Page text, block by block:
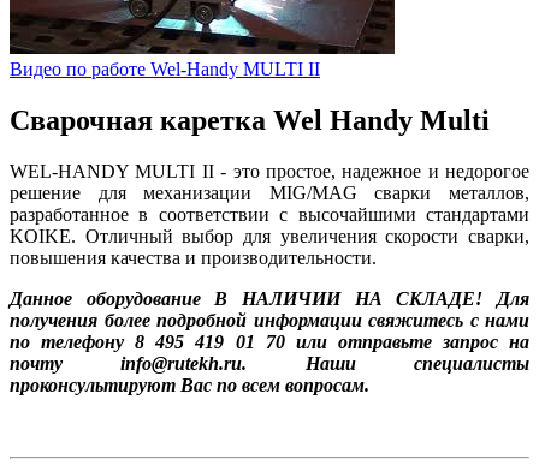
Видео по работе Wel-Handy MULTI II
Сварочная каретка Wel Handy Multi
WEL-HANDY MULTI II - это простое, надежное и недорогое
решение для механизации MIG/MAG сварки металлов,
разработанное в соответствии с высочайшими стандартами
KOIKE. Отличный выбор для увеличения скорости сварки,
повышения качества и производительности.
Данное оборудование В НАЛИЧИИ НА СКЛАДЕ! Для
получения более подробной информации свяжитесь с нами
по телефону 8 495 419 01 70 или отправьте запрос на
почтуinfo@rutekh.ru. Наши специалисты
проконсультируют Вас по всем вопросам.